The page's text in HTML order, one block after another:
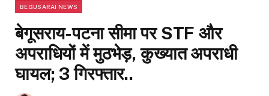
BEGUSARAI NEWS
बेगूसराय-पटना सीमा पर STF और
अपराधियों में मुठभेड़, कुख्यात अपराधी
घायल; 3 गिरफ्तार..